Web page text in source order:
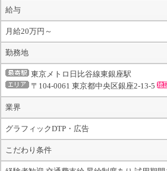
給与
月給20万円～
勤務地
東京メトロ日比谷線東銀座駅
〒104-0061 東京都中央区銀座2-13-5
業界
グラフィックDTP・広告
こだわり条件